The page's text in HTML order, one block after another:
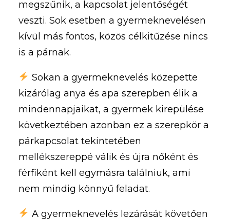
megszűnik, a kapcsolat jelentőségét
veszti. Sok esetben a gyermeknevelésen
kívül más fontos, közös célkitűzése nincs
is a párnak.
Sokan a gyermeknevelés közepette
kizárólag anya és apa szerepben élik a
mindennapjaikat, a gyermek kirepülése
következtében azonban ez a szerepkör a
párkapcsolat tekintetében
mellékszereppé válik és újra nőként és
férfiként kell egymásra találniuk, ami
nem mindig könnyű feladat.
A gyermeknevelés lezárását követően